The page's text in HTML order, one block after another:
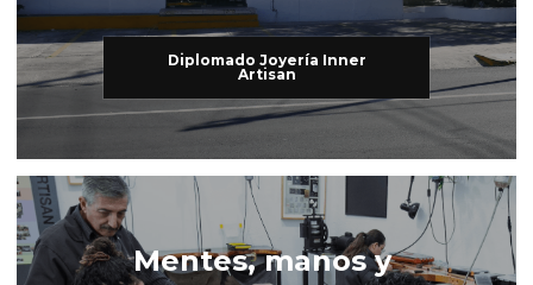
Further Studies
Try Hard
Family
Dear Friends
ONLINE CAMPUS
THE ARCHIVE
cursos@htf.org.mx
Diplomado Joyería Inner
Artisan
Mentes, manos y